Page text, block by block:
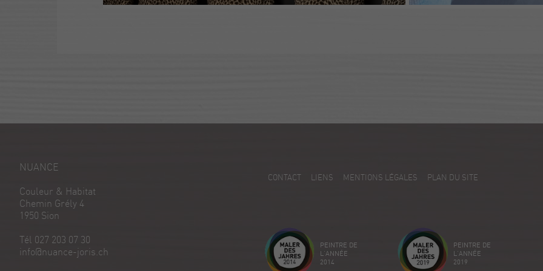
CONTACT LIENS MENTIONS LÉGALES PLAN DU SITE
PEINTRE DE
L'ANNÉE
2014
PEINTRE DE
L'ANNÉE
2019
NUANCE
Couleur & Habitat
Chemin Grély 4
1950 Sion
Tél 027 203 07 30
info@nuance-joris.ch